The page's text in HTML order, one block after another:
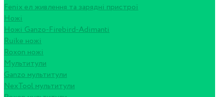
Fenix ел живлення та зарядні пристрої
Ножі
Ножі Ganzo-Firebird-Adimanti
Ruike ножі
Roxon ножi
Мультитули
Ganzo мультитули
NexTool мультитули